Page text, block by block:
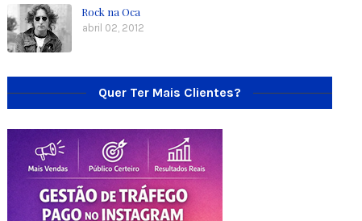
Rock na Oca
abril 02, 2012
Quer Ter Mais Clientes?